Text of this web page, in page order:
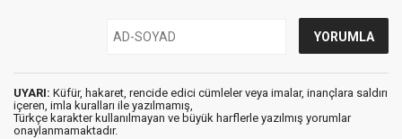
UYARI: Küfür, hakaret, rencide edici cümleler veya imalar, inançlara saldırı
içeren, imla kuralları ile yazılmamış,
Türkçe karakter kullanılmayan ve büyük harflerle yazılmış yorumlar
onaylanmamaktadır.